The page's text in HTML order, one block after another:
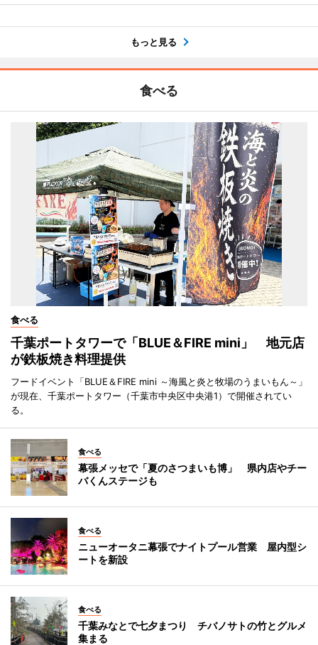
もっと見る
食べる
食べる
千葉ポートタワーで「BLUE＆FIRE mini」 地元店
が鉄板焼き料理提供
フードイベント「BLUE＆FIRE mini ～海風と炎と牧場のうまいもん～」
が現在、千葉ポートタワー（千葉市中央区中央港1）で開催されてい
る。
食べる
幕張メッセで「夏のさつまいも博」 県内店やチー
バくんステージも
食べる
ニューオータニ幕張でナイトプール営業 屋内型シ
ートを新設
食べる
千葉みなとで七夕まつり チバノサトの竹とグルメ
集まる